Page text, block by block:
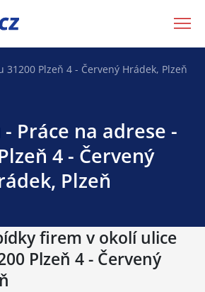
31200 Plzeň 4 - Červený Hrádek, Plzeň
Práce na adrese -
4 - Červený
Plzeň
firem v okolí ulice
Plzeň 4 - Červený